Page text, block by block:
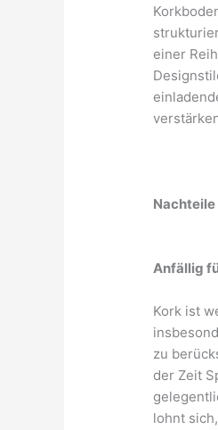
einer
Anfällig
Kork ist
zu
der Zeit
lohnt